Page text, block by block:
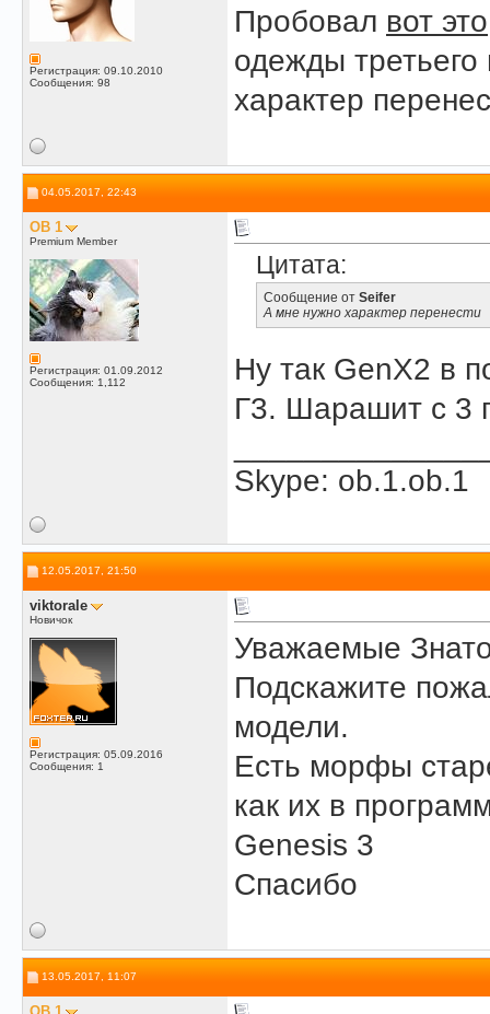
Регистрация: 09.10.2010
Сообщения: 98
Пробовал вот это
одежды третьего
характер
04.05.2017, 22:43
OB 1
Premium Member
Регистрация: 01.09.2012
Сообщения: 1,112
Цитата:
Сообщение от Seifer
А мне нужно характер перенести
Ну так GenX2 в
Г3. Шарашит с 3
Skype: ob.1.ob.1
12.05.2017, 21:50
viktorale
Новичок
Регистрация: 05.09.2016
Сообщения: 1
Уважаемые
Подскажите
модели.
Есть морфы
как их в
Genesis 3
Спасибо
13.05.2017, 11:07